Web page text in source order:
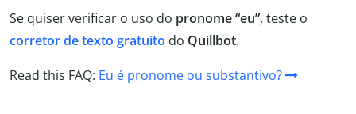
Se quiser verificar o uso do pronome “eu”, teste o
corretor de texto gratuito do Quillbot.
Read this FAQ: Eu é pronome ou substantivo?